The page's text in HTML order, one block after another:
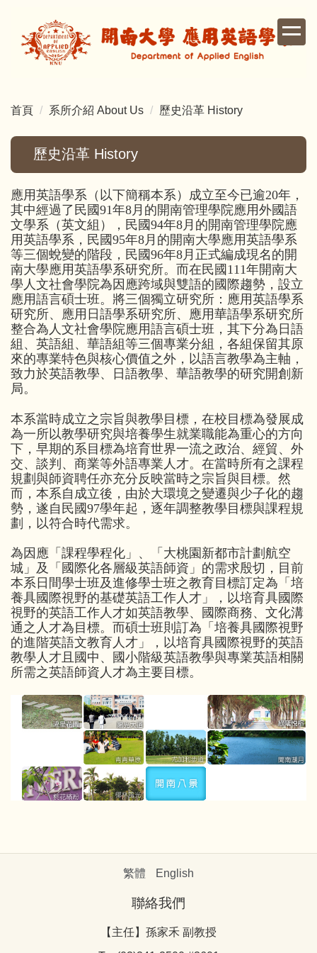
區
首頁 系所介紹 About Us 歷史沿革 History
歷史沿革 History
應用英語學系（以下簡稱本系）成立至今已逾20年，
其中經過了民國91年8月的開南管理學院應用外國語
文學系（英文組），民國94年8月的開南管理學院應
用英語學系，民國95年8月的開南大學應用英語學系
等三個蛻變的階段，民國96年8月正式編成現名的開
南大學應用英語學系研究所。而在民國111年開南大
學人文社會學院為因應跨域與雙語的國際趨勢，設立
應用語言碩士班。將三個獨立研究所：應用英語學系
研究所、應用日語學系研究所、應用華語學系研究所
整合為人文社會學院應用語言碩士班，其下分為日語
組、英語組、華語組等三個專業分組，各組保留其原
來的專業特色與核心價值之外，以語言教學為主軸，
致力於英語教學、日語教學、華語教學的研究開創新
局。
本系當時成立之宗旨與教學目標，在校目標為發展成
為一所以教學研究與培養學生就業職能為重心的方向
下，早期的系目標為培育世界一流之政治、經貿、外
交、談判、商業等外語專業人才。在當時所有之課程
規劃與師資聘任亦充分反映當時之宗旨與目標。然
而，本系自成立後，由於大環境之變遷與少子化的趨
勢，遂自民國97學年起，逐年調整教學目標與課程規
劃，以符合時代需求。
為因應「課程學程化」、「大桃園新都市計劃航空
城」及「國際化各層級英語師資」的需求殷切，目前
本系日間學士班及進修學士班之教育目標訂定為「培
養具國際視野的基礎英語工作人才」，以培育具國際
視野的英語工作人才如英語教學、國際商務、文化溝
通之人才為目標。而碩士班則訂為「培養具國際視野
的進階英語文教育人才」，以培育具國際視野的英語
教學人才且國中、國小階級英語教學與專業英語相關
所需之英語師資人才為主要目標。
繁體 English
聯絡我們
【主任】孫家禾 副教授